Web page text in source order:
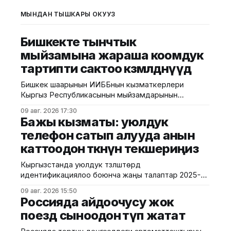
МЫНДАН ТЫШКАРЫ ОКУҢУЗ
Бишкекте тынчтык
мыйзамына жараша коомдук
тартипти сактоо көзөмөлдөнүүдө
Бишкек шаарынын ИИББнын кызматкерлери
Кыргыз Республикасынын мыйзамдарынын
тартипти сактоону камсыз кылуу боюнча түшүндүрүү
иштерине багытталган профилактикалык иш-
чараларды өткөрүшүүдө. Шаардык милициянын
маалыматына ылайык, иш-чаралардын жүрүшүндө
милиция кызматкерлери борбор калаадагы бир
катар түнкү жана көңүл ачуучу жайларга барып,
алардын ээлери, администраторлору жана
кызматкерлери менен
09 авг. 2026 17:30
Бажы кызматы: уюлдук
телефон сатып алууда анын
каттоодон өткөнүн текшериңиз
Кыргызстанда уюлдук түзүлүштөрдү
идентификациялоо боюнча жаңы талаптар 2025-
байланыштуу Бажы кызматы жарандарды
смартфон сатып алууда анын расмий түрдө өлкөгө
киргизилгенине жана каттоодон өткөнүнө көңүл
09 авг. 2026 15:50
Россияда айдоочусу жок
поезд сыноодон өтүп жатат